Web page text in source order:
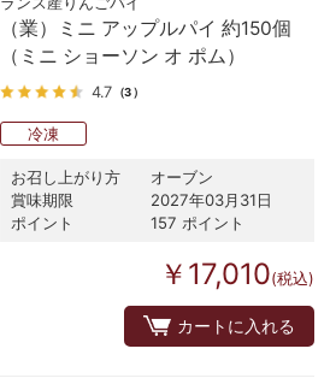
（業）ミニ アップルパイ 約150個
（ミニ ショーソン オ ポム）
4.7 （3）
冷凍
お召し上がり方
オーブン
賞味期限
2027年03月31日
ポイント
157 ポイント
￥17,010(税込)
カートに入れる